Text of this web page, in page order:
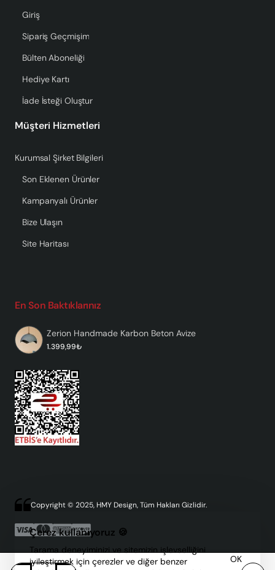
Çerez kullanıyoruz 🍪
Tarama deneyiminizi ve sitemizin işlevselliğini
iyileştirmek için çerezler ve diğer benzer
OK
Giriş
Sipariş Geçmişim
Bülten Aboneliği
Hediye Kartı
İade İsteği Oluştur
Müşteri Hizmetleri
Kurumsal Şirket Bilgileri
Son Eklenen Ürünler
Kampanyalı Ürünler
Bize Ulaşın
Site Haritası
En Son Baktıklarınız
Zerion Handmade Karbon Beton Avize
1.399,99₺
Copyright © 2025, HMY Design, Tüm Hakları Gizlidir.